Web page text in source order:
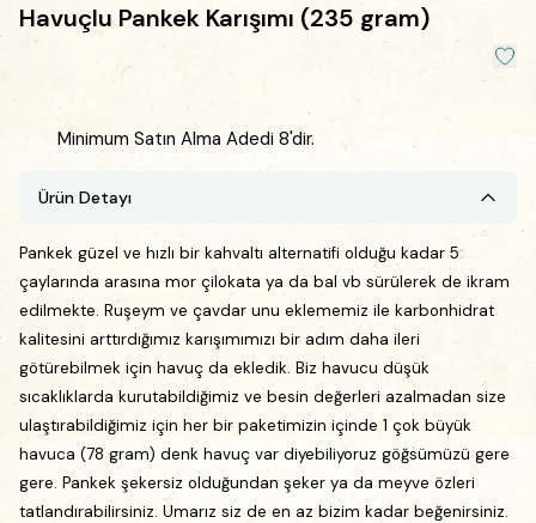
Havuçlu Pankek Karışımı (235 gram)
Minimum Satın Alma Adedi 8'dir.
Ürün Detayı
Pankek güzel ve hızlı bir kahvaltı alternatifi olduğu kadar 5
çaylarında arasına mor çilokata ya da bal vb sürülerek de ikram
edilmekte. Ruşeym ve çavdar unu eklememiz ile karbonhidrat
kalitesini arttırdığımız karışımımızı bir adım daha ileri
götürebilmek için havuç da ekledik. Biz havucu düşük
sıcaklıklarda kurutabildiğimiz ve besin değerleri azalmadan size
ulaştırabildiğimiz için her bir paketimizin içinde 1 çok büyük
havuca (78 gram) denk havuç var diyebiliyoruz göğsümüzü gere
gere. Pankek şekersiz olduğundan şeker ya da meyve özleri
tatlandırabilirsiniz. Umarız siz de en az bizim kadar beğenirsiniz.